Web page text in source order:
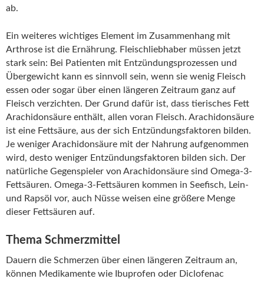
ab.
Ein weiteres wichtiges Element im Zusammenhang mit
Arthrose ist die Ernährung. Fleischliebhaber müssen jetzt
stark sein: Bei Patienten mit Entzündungsprozessen und
Übergewicht kann es sinnvoll sein, wenn sie wenig Fleisch
essen oder sogar über einen längeren Zeitraum ganz auf
Fleisch verzichten. Der Grund dafür ist, dass tierisches Fett
Arachidonsäure enthält, allen voran Fleisch. Arachidonsäure
ist eine Fettsäure, aus der sich Entzündungsfaktoren bilden.
Je weniger Arachidonsäure mit der Nahrung aufgenommen
wird, desto weniger Entzündungsfaktoren bilden sich. Der
natürliche Gegenspieler von Arachidonsäure sind Omega-3-
Fettsäuren. Omega-3-Fettsäuren kommen in Seefisch, Lein-
und Rapsöl vor, auch Nüsse weisen eine größere Menge
dieser Fettsäuren auf.
Thema Schmerzmittel
Dauern die Schmerzen über einen längeren Zeitraum an,
können Medikamente wie Ibuprofen oder Diclofenac